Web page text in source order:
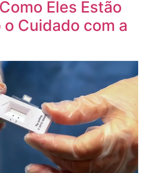
Eles Estão
Cuidado com a